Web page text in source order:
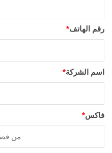
رقم الهاتف*
اسم الشركة*
فاكس*